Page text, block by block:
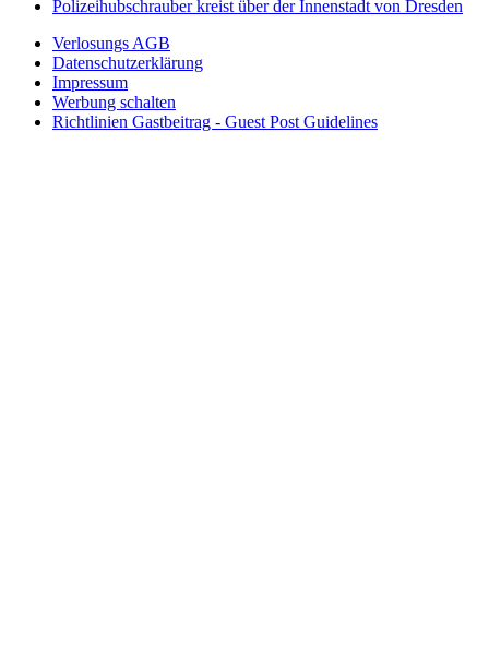
Polizeihubschrauber kreist über der Innenstadt von Dresden
Verlosungs AGB
Datenschutzerklärung
Impressum
Werbung schalten
Richtlinien Gastbeitrag - Guest Post Guidelines